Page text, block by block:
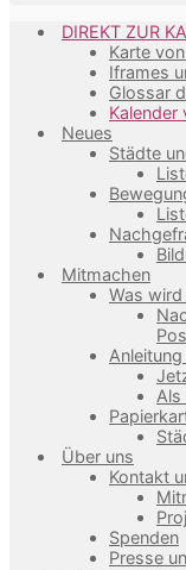
DIREKT ZUR
Karte
Iframes
Glossar
Kalender
Neues
Städte
Mitmachen
Was
Als
Über uns
Kontakt
Spenden
Presse